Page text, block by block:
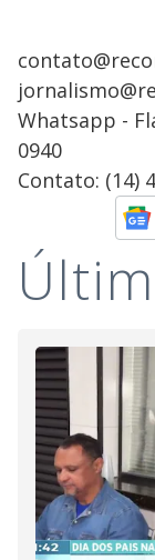
Whatsapp -
0940
Contato: (14)